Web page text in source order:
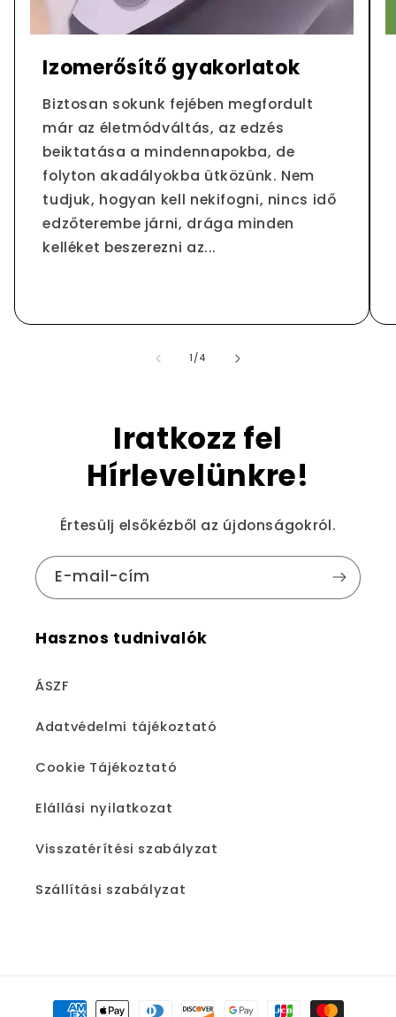
Izomerősítő gyakorlatok
Biztosan sokunk fejében megfordult
már az életmódváltás, az edzés
beiktatása a mindennapokba, de
folyton akadályokba ütközünk. Nem
tudjuk, hogyan kell nekifogni, nincs idő
edzőterembe járni, drága minden
kelléket beszerezni az...
1 //4
Iratkozz fel
Hírlevelünkre!
Értesülj elsőkézből az újdonságokról.
E-mail-cím
Hasznos tudnivalók
ÁSZF
Adatvédelmi tájékoztató
Cookie Tájékoztató
Elállási nyilatkozat
Visszatérítési szabályzat
Szállítási szabályzat
Fizetési